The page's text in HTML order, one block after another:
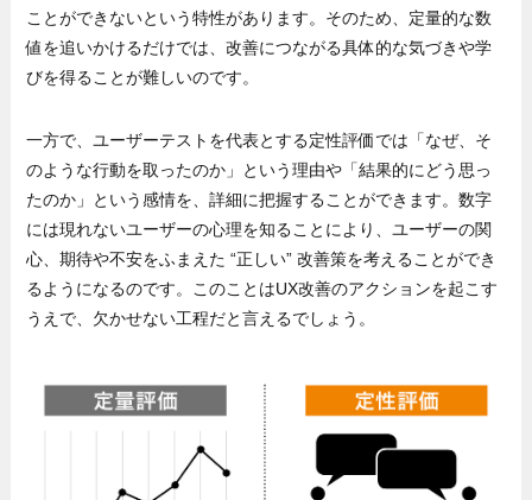
ことができないという特性があります。そのため、定量的な数
値を追いかけるだけでは、改善につながる具体的な気づきや学
びを得ることが難しいのです。
一方で、ユーザーテストを代表とする定性評価では「なぜ、そ
のような行動を取ったのか」という理由や「結果的にどう思っ
たのか」という感情を、詳細に把握することができます。数字
には現れないユーザーの心理を知ることにより、ユーザーの関
心、期待や不安をふまえた “正しい” 改善策を考えることができ
るようになるのです。このことはUX改善のアクションを起こす
うえで、欠かせない工程だと言えるでしょう。